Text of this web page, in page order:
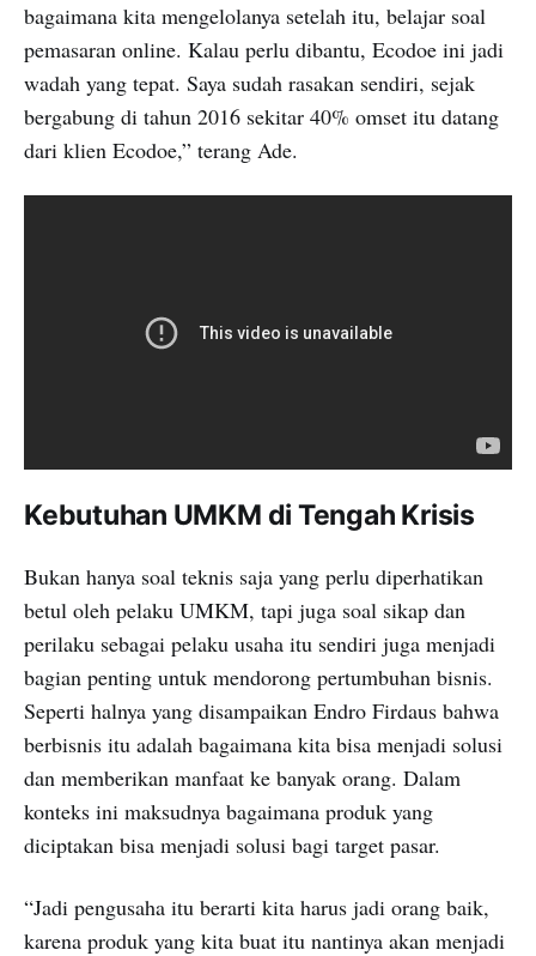
bagaimana kita mengelolanya setelah itu, belajar soal
pemasaran online. Kalau perlu dibantu, Ecodoe ini jadi
wadah yang tepat. Saya sudah rasakan sendiri, sejak
bergabung di tahun 2016 sekitar 40% omset itu datang
dari klien Ecodoe,” terang Ade.
Kebutuhan UMKM di Tengah Krisis
Bukan hanya soal teknis saja yang perlu diperhatikan
betul oleh pelaku UMKM, tapi juga soal sikap dan
perilaku sebagai pelaku usaha itu sendiri juga menjadi
bagian penting untuk mendorong pertumbuhan bisnis.
Seperti halnya yang disampaikan Endro Firdaus bahwa
berbisnis itu adalah bagaimana kita bisa menjadi solusi
dan memberikan manfaat ke banyak orang. Dalam
konteks ini maksudnya bagaimana produk yang
diciptakan bisa menjadi solusi bagi target pasar.
“Jadi pengusaha itu berarti kita harus jadi orang baik,
karena produk yang kita buat itu nantinya akan menjadi